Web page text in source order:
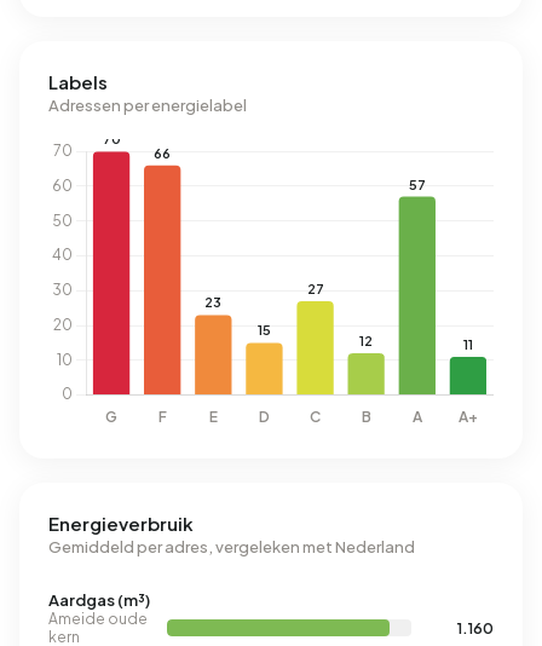
Labels
Adressen per energielabel
Energieverbruik
Gemiddeld per adres, vergeleken met Nederland
Aardgas (m³)
Ameide oude
kern
1.160